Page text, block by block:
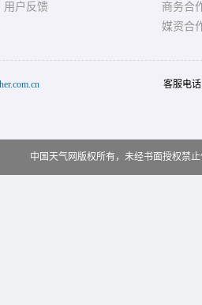
用户反馈
商务合
媒资合
客服电
中国天气网版权所有，未经书面授权